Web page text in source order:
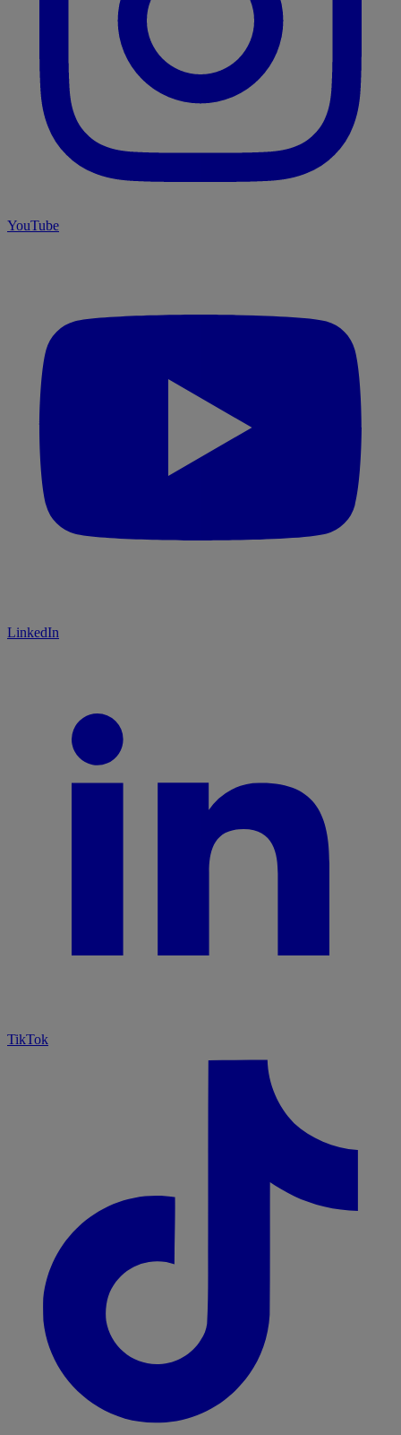
YouTube
LinkedIn
TikTok